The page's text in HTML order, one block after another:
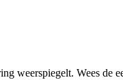
weerspiegelt. Wees de